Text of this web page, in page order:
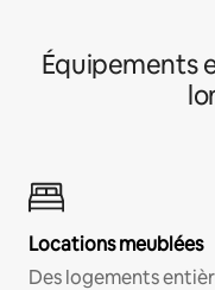
Équipements
Locations meublées
Des logements